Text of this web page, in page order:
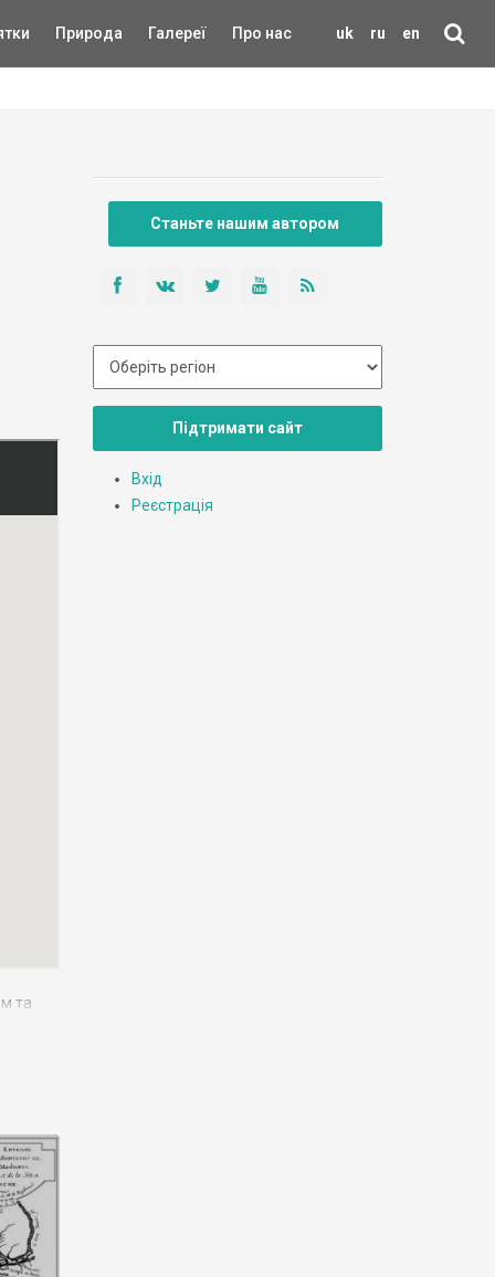
uk ru en
Природа Галереї Про нас
та
Станьте нашим автором
Підтримати сайт
Вхід
Реєстрація